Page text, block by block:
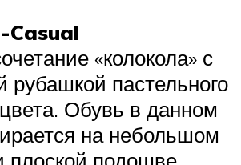
«колокола» с
рубашкой пастельного
Обувь в данном
на небольшом